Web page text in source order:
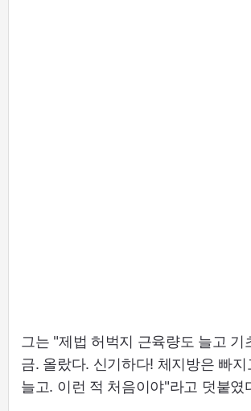
그는 "제법 허벅지 근육량도 늘고 기
금. 올랐다. 신기하다! 체지방은 빠
늘고. 이런 적 처음이야"라고 덧붙였